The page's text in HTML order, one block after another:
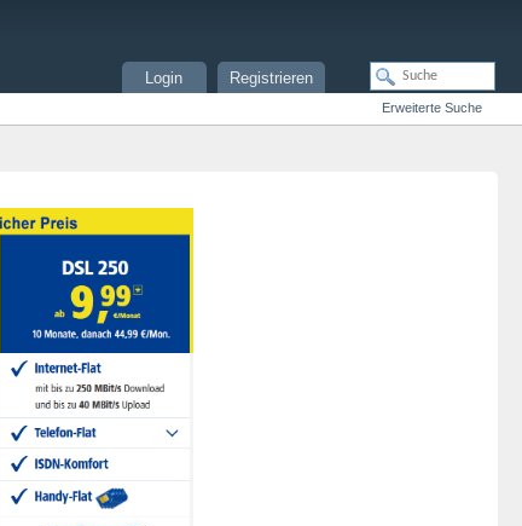
Registrieren
Login
Erweiterte Suche